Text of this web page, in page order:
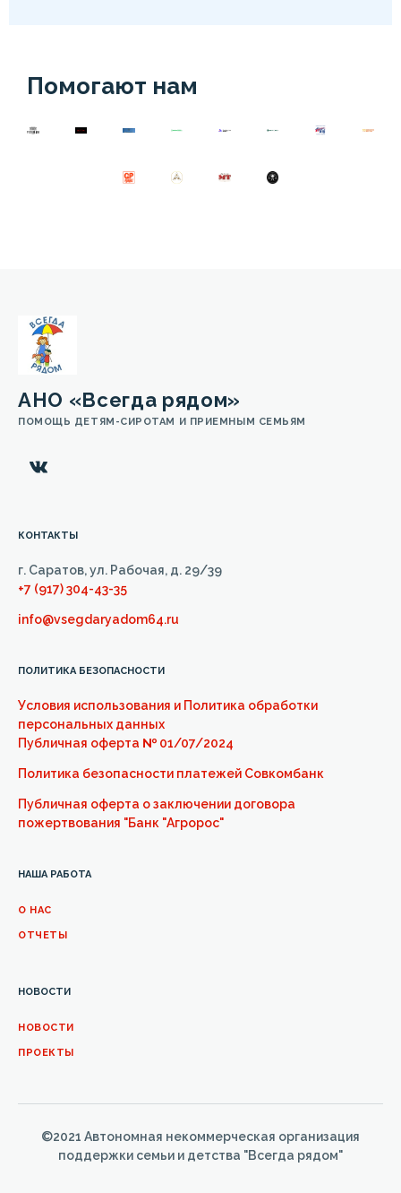
Помогают нам
АНО «Всегда рядом»
ПОМОЩЬ ДЕТЯМ-СИРОТАМ И ПРИЕМНЫМ СЕМЬЯМ
КОНТАКТЫ
г. Саратов, ул. Рабочая, д. 29/39
+7 (917) 304-43-35
info@vsegdaryadom64.ru
НАША РАБОТА
О НАС
ОТЧЕТЫ
НОВОСТИ
НОВОСТИ
ПРОЕКТЫ
ПОЛИТИКА БЕЗОПАСНОСТИ
Условия использования и Политика обработки
персональных данных
Публичная оферта № 01/07/2024
Политика безопасности платежей Совкомбанк
Публичная оферта о заключении договора
пожертвования "Банк "Агророс"
©2021 Автономная некоммерческая организация
поддержки семьи и детства "Всегда рядом"